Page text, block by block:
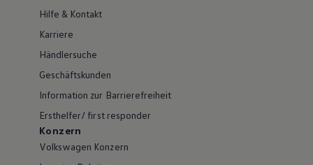
Hilfe & Kontakt
Karriere
Händlersuche
Geschäftskunden
Information zur Barrierefreiheit
Ersthelfer/ first responder
Konzern
Volkswagen Konzern